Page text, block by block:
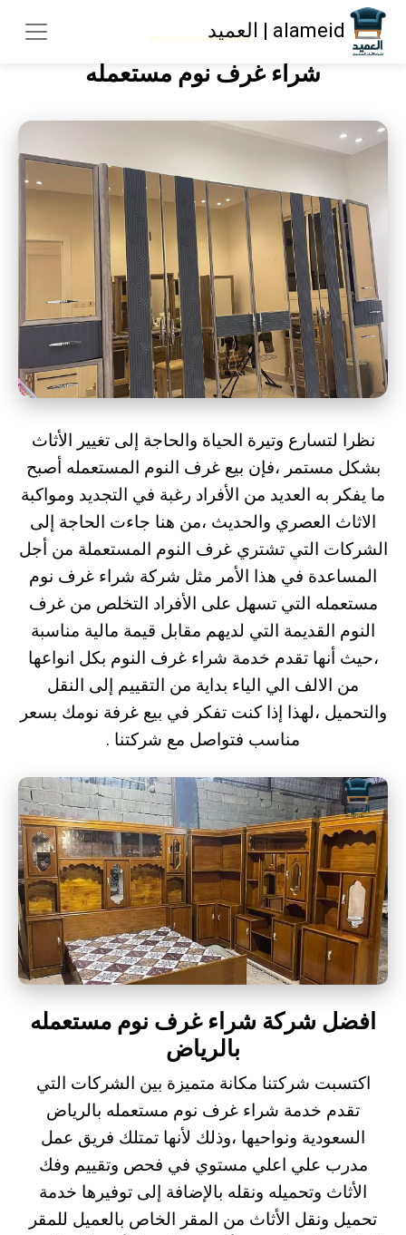
شراء غرف نوم مستعمله
نظرا لتسارع وتيرة الحياة والحاجة إلى تغيير الأثاث
بشكل مستمر ،فإن بيع غرف النوم المستعمله أصبح
ما يفكر به العديد من الأفراد رغبة في التجديد ومواكبة
الاثاث العصري والحديث ،من هنا جاءت الحاجة إلى
الشركات التي تشتري غرف النوم المستعملة من أجل
المساعدة في هذا الأمر مثل شركة شراء غرف نوم
مستعمله التي تسهل على الأفراد التخلص من غرف
النوم القديمة التي لديهم مقابل قيمة مالية مناسبة
،حيث أنها تقدم خدمة شراء غرف النوم بكل انواعها
من الالف الي الياء بداية من التقييم إلى النقل
والتحميل ،لهذا إذا كنت تفكر في بيع غرفة نومك بسعر
مناسب فتواصل مع شركتنا .
افضل شركة شراء غرف نوم مستعمله
بالرياض
اكتسبت شركتنا مكانة متميزة بين الشركات التي
تقدم خدمة شراء غرف نوم مستعمله بالرياض
السعودية ونواحيها ،وذلك لأنها تمتلك فريق عمل
مدرب علي اعلي مستوي في فحص وتقييم وفك
الأثاث وتحميله ونقله بالإضافة إلى توفيرها خدمة
تحميل ونقل الأثاث من المقر الخاص بالعميل للمقر